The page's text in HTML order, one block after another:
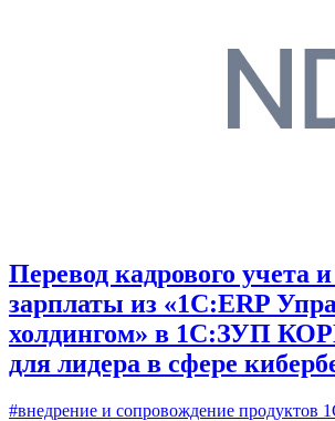
Перевод кадрового учета
зарплаты из «1С:ERP
холдингом» в 1С:ЗУП
для лидера в сфере
#внедрение и сопровождение продуктов